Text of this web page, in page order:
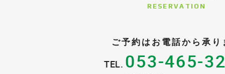
RESERVATION
ご予約はお電話から承り
TEL. 053-465-